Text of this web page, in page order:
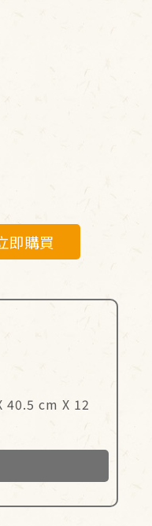
即購買
40.5 cm X 12